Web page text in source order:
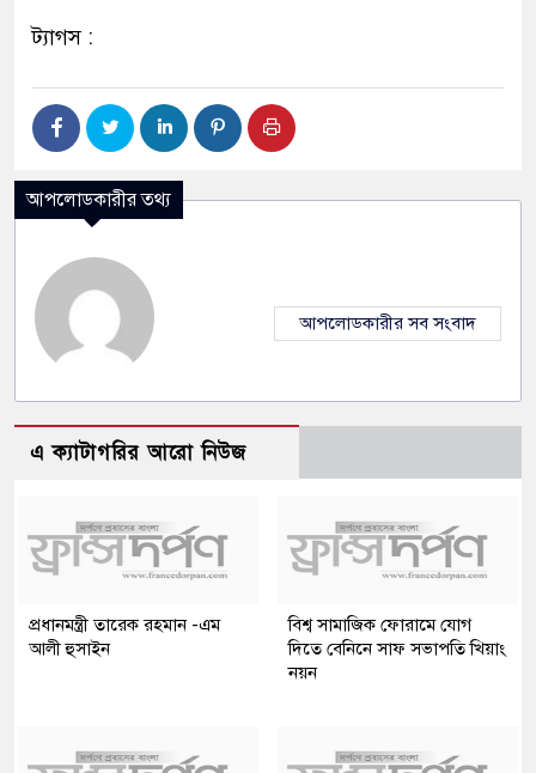
ট্যাগস :
আপলোডকারীর তথ্য
আপলোডকারীর সব সংবাদ
এ ক্যাটাগরির আরো নিউজ
প্রধানমন্ত্রী তারেক রহমান -এম
আলী হুসাইন
বিশ্ব সামাজিক ফোরামে যোগ
দিতে বেনিনে সাফ সভাপতি খিয়াং
নয়ন